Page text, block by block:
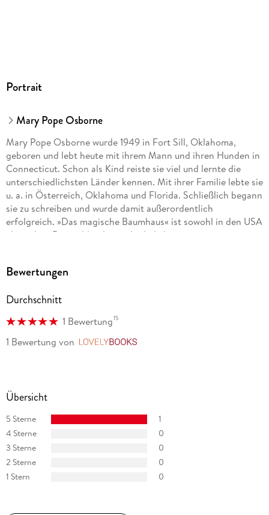
Portrait
Mary Pope Osborne
Mary Pope Osborne wurde 1949 in Fort Sill, Oklahoma,
geboren und lebt heute mit ihrem Mann und ihren Hunden in
Connecticut. Schon als Kind reiste sie viel und lernte die
unterschiedlichsten Länder kennen. Mit ihrer Familie lebte sie
u. a. in Österreich, Oklahoma und Florida. Schließlich begann
sie zu schreiben und wurde damit außerordentlich
erfolgreich. »Das magische Baumhaus« ist sowohl in den USA
als auch in Deutschland eine der beliebtesten
Bewertungen
Durchschnitt
1 Bewertung15
1 Bewertung von
Übersicht
5 Sterne
1
4 Sterne
0
3 Sterne
0
2 Sterne
0
1 Stern
0